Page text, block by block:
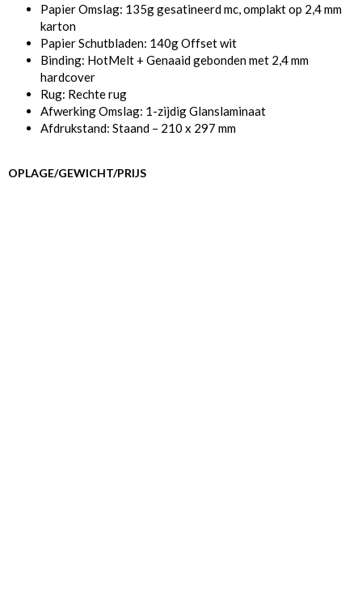
Papier Omslag: 135g gesatineerd mc, omplakt op 2,4 mm
karton
Papier Schutbladen: 140g Offset wit
Binding: HotMelt + Genaaid gebonden met 2,4 mm
hardcover
Rug: Rechte rug
Afwerking Omslag: 1-zijdig Glanslaminaat
Afdrukstand: Staand – 210 x 297 mm
OPLAGE/GEWICHT/PRIJS